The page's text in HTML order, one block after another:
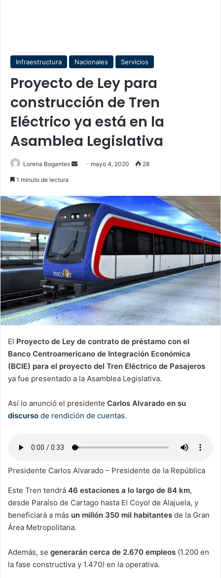
Infraestructura Nacionales Servicios
Proyecto de Ley para
construcción de Tren
Eléctrico ya está en la
Asamblea Legislativa
Lorena Bogantes
Send mayo 4, 2020 28
1 minuto de lectura
El Proyecto de Ley de contrato de préstamo con el
Banco Centroamericano de Integración Económica
(BCIE) para el proyecto del Tren Eléctrico de Pasajeros
ya fue presentado a la Asamblea Legislativa.
Así lo anunció el presidente Carlos Alvarado en su
discurso de rendición de cuentas.
Presidente Carlos Alvarado – Presidente de la República
Este Tren tendrá 46 estaciones a lo largo de 84 km,
desde Paraíso de Cartago hasta El Coyol de Alajuela, y
beneficiará a más un millón 350 mil habitantes de la Gran
Área Metropolitana.
Además, se generarán cerca de 2.670 empleos (1.200 en
la fase constructiva y 1.470) en la operativa.